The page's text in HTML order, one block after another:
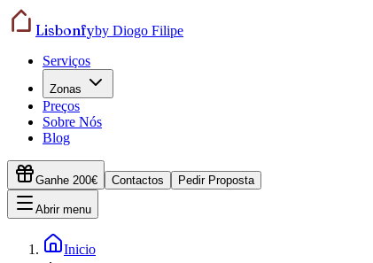
Lisbonfyby Diogo Filipe
Serviços
Zonas
Preços
Sobre Nós
Blog
Ganhe 200€ Contactos Pedir Proposta
Abrir menu
Inicio